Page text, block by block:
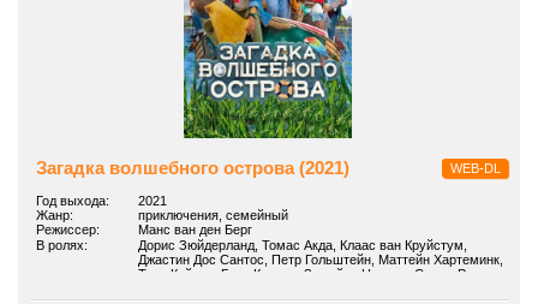
Загадка волшебного острова (2021) WEB-DL
Год выхода:
2021
Жанр:
приключения, семейный
Режиссер:
Манс ван ден Берг
В ролях:
Дорис Зюйдерланд, Томас Акда, Клаас ван Круйстум,
Джастин Дос Сантос, Петр Гольштейн, Маттейн Хартеминк,
Тедо Кайцер, Барт Клевер, Зомайра Ноувен, Сюзан Раддер